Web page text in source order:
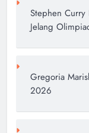
Stephen Curry
Jelang
Gregoria
2026